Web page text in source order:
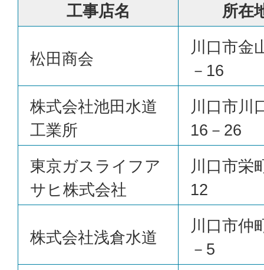
工事店名
所在
松田商会
川口市金
－16
株式会社池田水道
工業所
川口市川
16－26
東京ガスライフア
サヒ株式会社
川口市栄
12
株式会社浅倉水道
川口市仲
－5